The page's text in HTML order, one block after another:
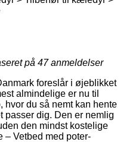
på 47anmeldelser
foreslår i øjeblikket
almindelige er nu til
hvor du så nemt kan hente
passer dig. Den er nemlig
den mindst kostelige
– Vetbed med poter-